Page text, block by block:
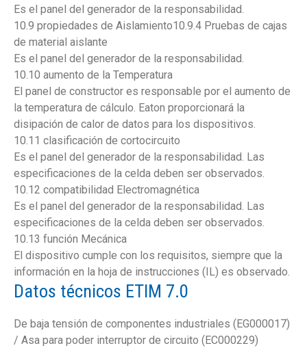
Es el panel del generador de la responsabilidad.
10.9 propiedades de Aislamiento10.9.4 Pruebas de cajas
de material aislante
Es el panel del generador de la responsabilidad.
10.10 aumento de la Temperatura
El panel de constructor es responsable por el aumento de
la temperatura de cálculo. Eaton proporcionará la
disipación de calor de datos para los dispositivos.
10.11 clasificación de cortocircuito
Es el panel del generador de la responsabilidad. Las
especificaciones de la celda deben ser observados.
10.12 compatibilidad Electromagnética
Es el panel del generador de la responsabilidad. Las
especificaciones de la celda deben ser observados.
10.13 función Mecánica
El dispositivo cumple con los requisitos, siempre que la
información en la hoja de instrucciones (IL) es observado.
Datos técnicos ETIM 7.0
De baja tensión de componentes industriales (EG000017)
/ Asa para poder interruptor de circuito (EC000229)